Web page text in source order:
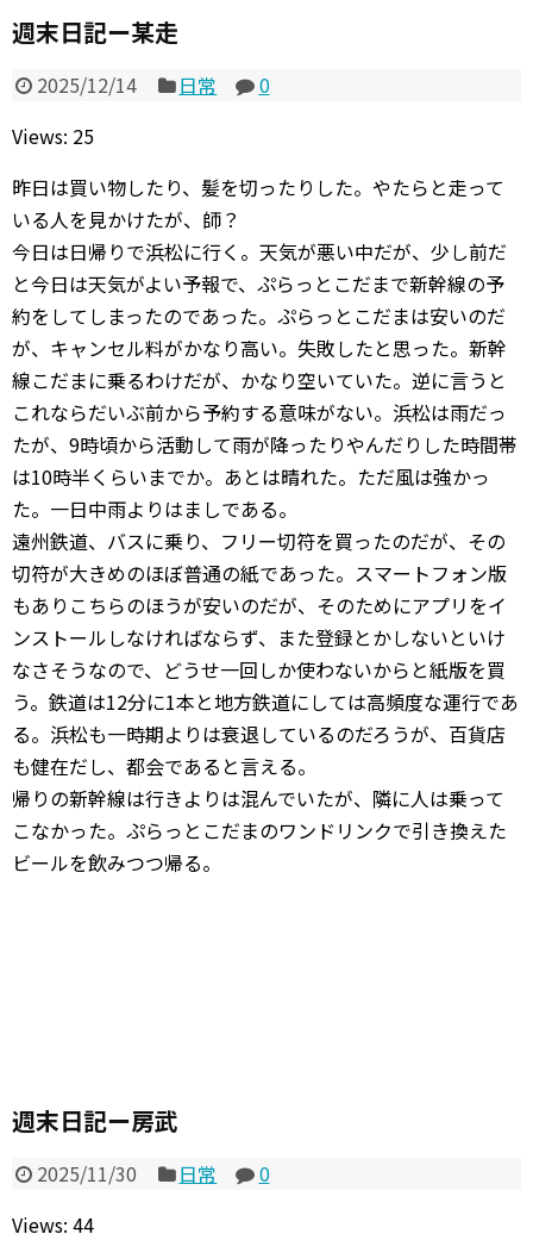
週末日記ー某走
2025/12/14 日常
0
Views: 25
昨日は買い物したり、髪を切ったりした。やたらと走って
いる人を見かけたが、師？
今日は日帰りで浜松に行く。天気が悪い中だが、少し前だ
と今日は天気がよい予報で、ぷらっとこだまで新幹線の予
約をしてしまったのであった。ぷらっとこだまは安いのだ
が、キャンセル料がかなり高い。失敗したと思った。新幹
線こだまに乗るわけだが、かなり空いていた。逆に言うと
これならだいぶ前から予約する意味がない。浜松は雨だっ
たが、9時頃から活動して雨が降ったりやんだりした時間帯
は10時半くらいまでか。あとは晴れた。ただ風は強かっ
た。一日中雨よりはましである。
遠州鉄道、バスに乗り、フリー切符を買ったのだが、その
切符が大きめのほぼ普通の紙であった。スマートフォン版
もありこちらのほうが安いのだが、そのためにアプリをイ
ンストールしなければならず、また登録とかしないといけ
なさそうなので、どうせ一回しか使わないからと紙版を買
う。鉄道は12分に1本と地方鉄道にしては高頻度な運行であ
る。浜松も一時期よりは衰退しているのだろうが、百貨店
も健在だし、都会であると言える。
帰りの新幹線は行きよりは混んでいたが、隣に人は乗って
こなかった。ぷらっとこだまのワンドリンクで引き換えた
ビールを飲みつつ帰る。
週末日記ー房武
2025/11/30 日常
0
Views: 44